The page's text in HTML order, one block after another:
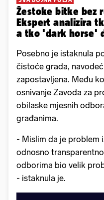
Žestoke bitke bez
Ekspert analizira tko je
a tko 'dark horse'
Posebno je istaknula
čistoće grada,
zapostavljena. Među
osnivanje Zavoda za
obilaske mjesnih
građanima.
- Mislim da je problem
odnosno
odborima bio velik
- istaknula je.